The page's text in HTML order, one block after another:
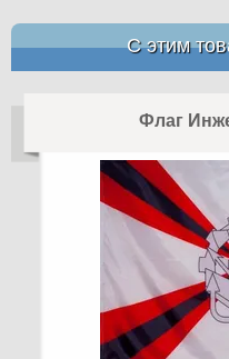
С этим
Флаг